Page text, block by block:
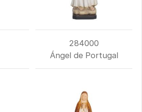
284000
Ángel de Portugal